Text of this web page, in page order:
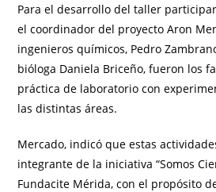
Para el desarrollo del taller
el coordinador del proyecto Aron
ingenieros químicos, Pedro
bióloga Daniela Briceño, fueron los
práctica de laboratorio con
las distintas áreas.
Mercado, indicó que estas
integrante de la iniciativa “Somos
Fundacite Mérida, con el propósito